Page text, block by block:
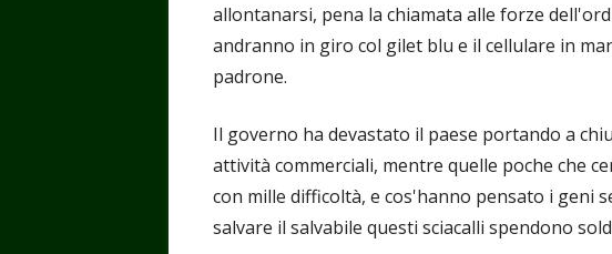
allontanarsi, pena la chiamata alle forze
andranno in giro col gilet blu e il cellulare in
padrone.
Il governo ha devastato il paese portando a
attività commerciali, mentre quelle poche che
con mille difficoltà, e cos'hanno pensato i geni
salvare il salvabile questi sciacalli spendono